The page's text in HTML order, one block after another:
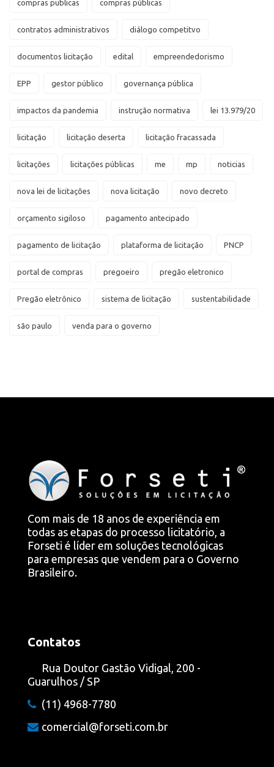
compras publicas compras públicas
contratos administrativos diálogo competitvo
documentos licitação edital empreendedorismo
EPP gestor público governança pública
impactos da pandemia instrução normativa lei 13.979/20
licitação licitação deserta licitação fracassada
licitações licitações públicas me mp noticias
nova lei de licitações nova licitação novo decreto
orçamento sigiloso pagamento antecipado
pagamento de licitação plataforma de licitação PNCP
portal de compras pregoeiro pregão eletronico
Pregão eletrônico sistema de licitação sustentabilidade
são paulo venda para o governo
Com mais de 18 anos de experiência em
todas as etapas do processo licitatório, a
Forseti é líder em soluções tecnológicas
para empresas que vendem para o Governo
Brasileiro.
Contatos
Rua Doutor Gastão Vidigal, 200 -
Guarulhos / SP
(11) 4968-7780
comercial@forseti.com.br